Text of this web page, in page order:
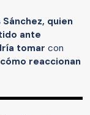
quien
ante
tomar con
reaccionan